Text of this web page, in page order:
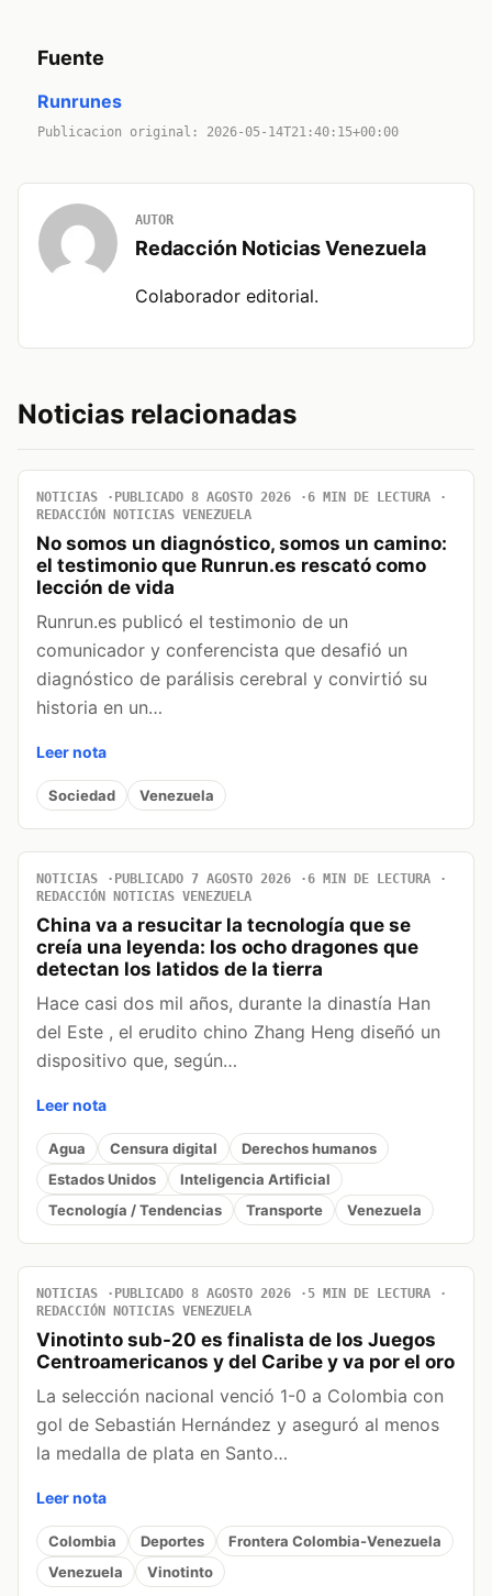
Fuente
Runrunes
Publicacion original: 2026-05-14T21:40:15+00:00
AUTOR
Redacción Noticias Venezuela
Colaborador editorial.
Noticias relacionadas
NOTICIAS PUBLICADO 8 AGOSTO 2026
6 MIN DE LECTURA
REDACCIÓN NOTICIAS VENEZUELA
No somos un diagnóstico, somos un camino:
el testimonio que Runrun.es rescató como
lección de vida
Runrun.es publicó el testimonio de un
comunicador y conferencista que desafió un
diagnóstico de parálisis cerebral y convirtió su
historia en un…
Leer nota
Sociedad Venezuela
NOTICIAS PUBLICADO 7 AGOSTO 2026
6 MIN DE LECTURA
REDACCIÓN NOTICIAS VENEZUELA
China va a resucitar la tecnología que se
creía una leyenda: los ocho dragones que
detectan los latidos de la tierra
Hace casi dos mil años, durante la dinastía Han
del Este , el erudito chino Zhang Heng diseñó un
dispositivo que, según…
Leer nota
Agua Censura digital
Derechos humanos
Estados Unidos
Inteligencia Artificial
Tecnología / Tendencias
Transporte Venezuela
NOTICIAS PUBLICADO 8 AGOSTO 2026
5 MIN DE LECTURA
REDACCIÓN NOTICIAS VENEZUELA
Vinotinto sub-20 es finalista de los Juegos
Centroamericanos y del Caribe y va por el oro
La selección nacional venció 1-0 a Colombia con
gol de Sebastián Hernández y aseguró al menos
la medalla de plata en Santo…
Leer nota
Colombia Deportes
Frontera Colombia-Venezuela
Venezuela
Vinotinto